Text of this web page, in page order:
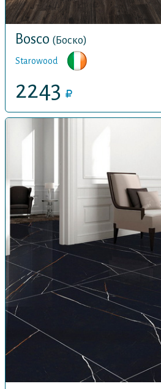
Bosco (Боско)
Starowood
2243